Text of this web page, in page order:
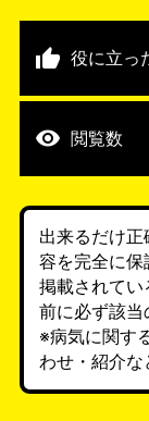
役に立っ
閲覧数
出来るだけ
容を完全に保
掲載されて
前に必ず該当
※病気に関す
わせ・紹介な